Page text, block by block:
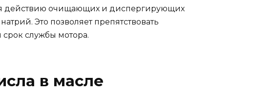
действию очищающих и диспергирующих
Это позволяет препятствовать
срок службы мотора.
в масле